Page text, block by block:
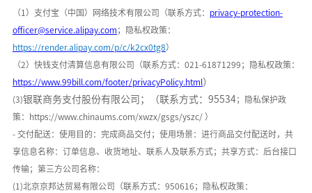
（1）支付宝（中国）网络技术有限公司（联系方式： privacy-protection-
officer@service.alipay.com ；隐私权政策：
https://render.alipay.com/p/c/k2cx0tg8）
（2）快钱支付清算信息有限公司（联系方式：021-61871299；隐私权政策：
https://www.99bill.com/footer/privacyPolicy.html）
(3)银联商务支付股份有限公司；（联系方式： 95534；隐私保护政
策： https://www.chinaums.com/xwzx/gsgs/yszc/ ）
- 交付配送：使用目的： 完成商品交付；使用场景： 进行商品交付配送时，共
享信息名称： 订单信息、收货地址、联系人及联系方式；共享方式：后台接口
传输；第三方公司名称：
(1)北京京邦达贸易有限公司 （联系方式： 950616；隐私权政策：